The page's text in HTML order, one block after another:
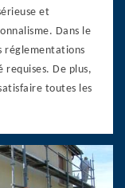
et
Dans le
réglementations
requises. De plus,
toutes les